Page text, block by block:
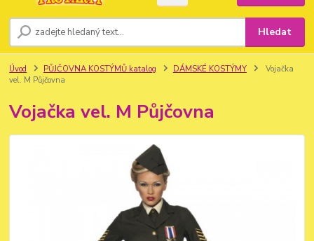
Hledat
Úvod PŮJČOVNA KOSTÝMŮ katalog DÁMSKÉ KOSTÝMY
Vojačka
vel. M Půjčovna
Vojačka vel. M Půjčovna